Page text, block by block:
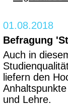
01.08.2018
Befragung
Auch in
liefern den
und Lehre.